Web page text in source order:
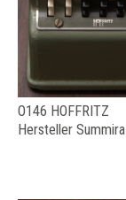
O146 HOFFRITZ
Hersteller Summira